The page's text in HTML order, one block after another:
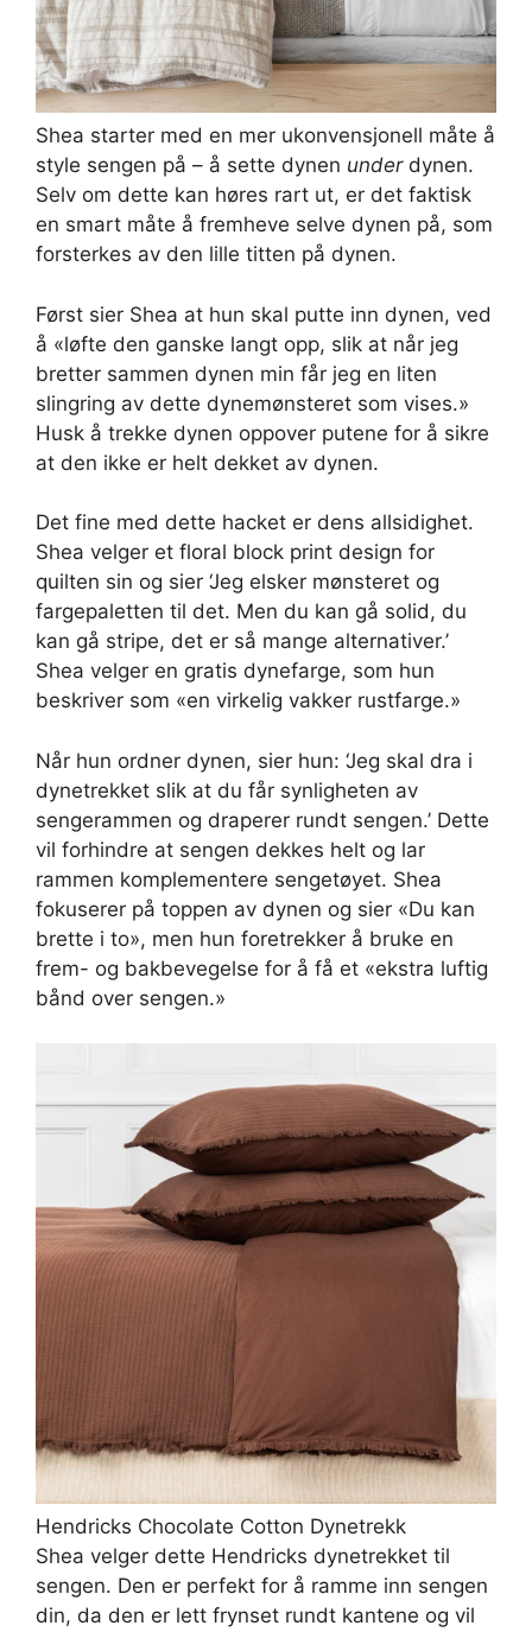
Shea starter med en mer ukonvensjonell måte å
style sengen på – å sette dynen under dynen.
Selv om dette kan høres rart ut, er det faktisk
en smart måte å fremheve selve dynen på, som
forsterkes av den lille titten på dynen.
Først sier Shea at hun skal putte inn dynen, ved
å «løfte den ganske langt opp, slik at når jeg
bretter sammen dynen min får jeg en liten
slingring av dette dynemønsteret som vises.»
Husk å trekke dynen oppover putene for å sikre
at den ikke er helt dekket av dynen.
Det fine med dette hacket er dens allsidighet.
Shea velger et floral block print design for
quilten sin og sier ‘Jeg elsker mønsteret og
fargepaletten til det. Men du kan gå solid, du
kan gå stripe, det er så mange alternativer.’
Shea velger en gratis dynefarge, som hun
beskriver som «en virkelig vakker rustfarge.»
Når hun ordner dynen, sier hun: ‘Jeg skal dra i
dynetrekket slik at du får synligheten av
sengerammen og draperer rundt sengen.’ Dette
vil forhindre at sengen dekkes helt og lar
rammen komplementere sengetøyet. Shea
fokuserer på toppen av dynen og sier «Du kan
brette i to», men hun foretrekker å bruke en
frem- og bakbevegelse for å få et «ekstra luftig
bånd over sengen.»
Hendricks Chocolate Cotton Dynetrekk
Shea velger dette Hendricks dynetrekket til
sengen. Den er perfekt for å ramme inn sengen
din, da den er lett frynset rundt kantene og vil